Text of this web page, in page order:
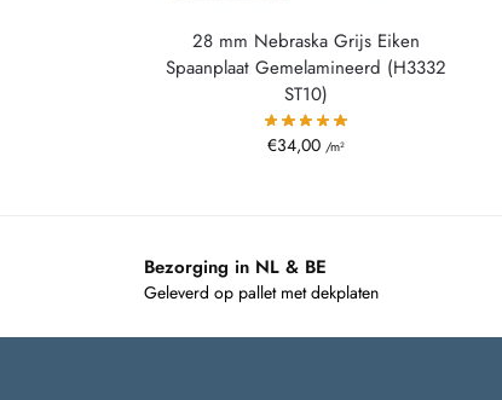
28 mm Nebraska Grijs Eiken
Spaanplaat Gemelamineerd (H3332
ST10)
€34,00 /m²
Bezorging in NL & BE
Geleverd op pallet met dekplaten